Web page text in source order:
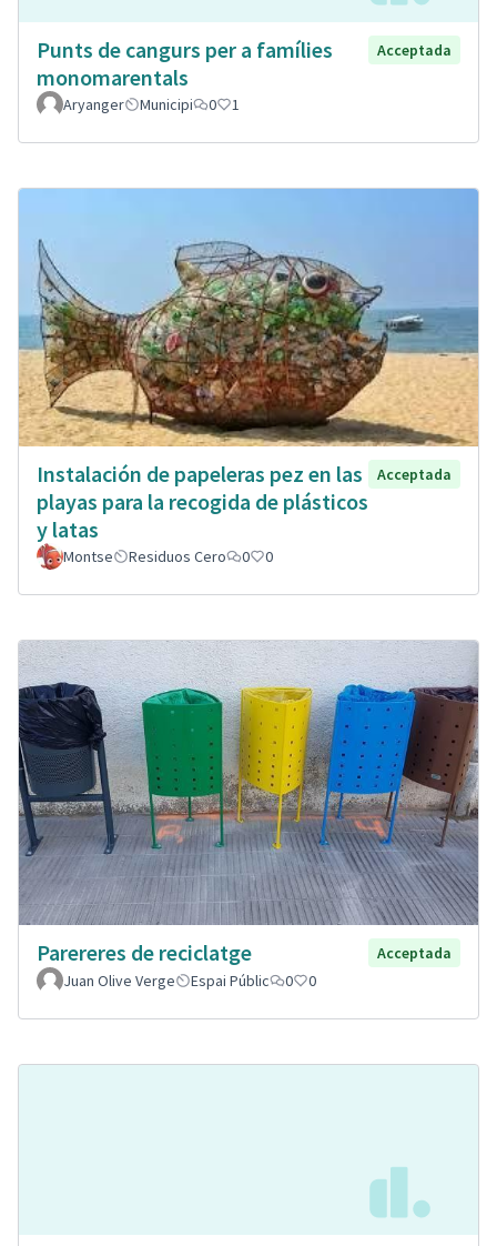
Punts de cangurs per a famílies
monomarentals
Acceptada
Aryanger Municipi 0 1
Instalación de papeleras pez en las
playas para la recogida de plásticos
y latas
Acceptada
Montse Residuos Cero 0 0
Parereres de reciclatge
Acceptada
Juan Olive Verge
Espai Públic 0 0